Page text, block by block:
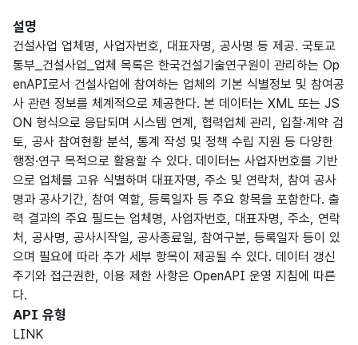
설명
건설사업 업체명, 사업자번호, 대표자명, 공사명 등 제공. 국토교
통부_건설사업_업체 목록은 한국건설기술연구원이 관리하는 Op
enAPI로서 건설사업에 참여하는 업체의 기본 식별정보 및 참여공
사 관련 정보를 체계적으로 제공한다. 본 데이터는 XML 또는 JS
ON 형식으로 응답되며 시스템 연계, 협력업체 관리, 입찰·계약 검
토, 공사 참여현황 분석, 통계 작성 및 정책 수립 지원 등 다양한
행정·연구 목적으로 활용할 수 있다. 데이터는 사업자번호를 기반
으로 업체를 고유 식별하며 대표자명, 주소 및 연락처, 참여 공사
명과 공사기간, 참여 역할, 등록일자 등 주요 항목을 포함한다. 출
력 결과의 주요 필드는 업체명, 사업자번호, 대표자명, 주소, 연락
처, 공사명, 공사시작일, 공사종료일, 참여구분, 등록일자 등이 있
으며 필요에 따라 추가 세부 항목이 제공될 수 있다. 데이터 갱신
주기와 접근권한, 이용 제한 사항은 OpenAPI 운영 지침에 따른
다.
API 유형
LINK